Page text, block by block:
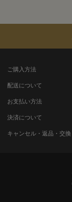
ご購入方法
配送について
お支払い方法
決済について
キャンセル・返品・交換